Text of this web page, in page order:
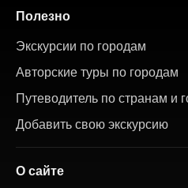
Полезно
Экскурсии по городам
Авторские туры по городам
Путеводитель по странам и
Добавить свою экскурсию
О сайте